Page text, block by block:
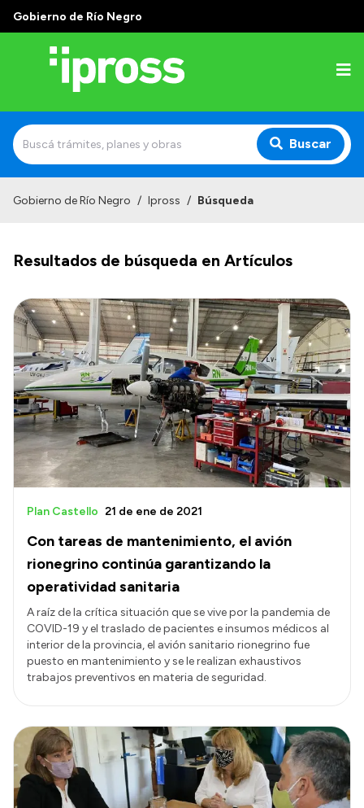
Gobierno de Río Negro
Buscar
¿Qué es IPROSS?
Autoridades
Delegaciones
Consultorios Propios
Presentación CV
Transparencia
Inversión en Salud
Licitaciones
Gobierno de Río Negro / Ipross / Búsqueda
Resultados de búsqueda en Artículos
Con tareas de mantenimiento, el avión
rionegrino continúa garantizando la
operatividad sanitaria
Plan Castello 21 de ene de 2021
A raíz de la crítica situación que se vive por la pandemia de
COVID-19 y el traslado de pacientes e insumos médicos al
interior de la provincia, el avión sanitario rionegrino fue
puesto en mantenimiento y se le realizan exhaustivos
trabajos preventivos en materia de seguridad.